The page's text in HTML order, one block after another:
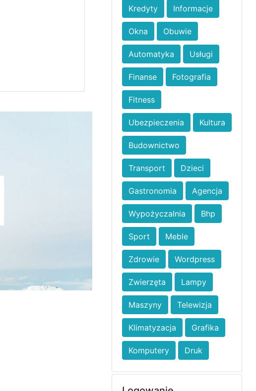
Kredyty Informacje
Okna Obuwie
Automatyka Usługi
Finanse Fotografia
Fitness
Ubezpieczenia Kultura
Budownictwo
Transport Dzieci
Gastronomia Agencja
Wypożyczalnia Bhp
Sport Meble
Zdrowie Wordpress
Zwierzęta Lampy
Maszyny Telewizja
Klimatyzacja Grafika
Komputery Druk